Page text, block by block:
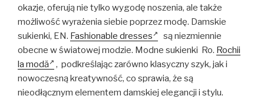
okazje, oferują nie tylko wygodę noszenia, ale także
możliwość wyrażenia siebie poprzez modę. Damskie
sukienki, EN. Fashionable dresses
są niezmiennie
obecne w światowej modzie. Modne sukienki Ro. Rochii
la modă
, podkreślając zarówno klasyczny szyk, jak i
nowoczesną kreatywność, co sprawia, że są
nieodłącznym elementem damskiej elegancji i stylu.